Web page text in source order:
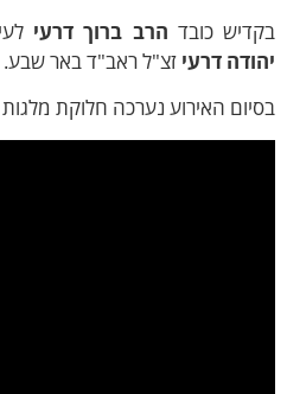
כובדהרב ברוך דרעי
דרעיזצ"ל ראב"ד באר שבע.
האירוע נערכה חלוקת מלגות